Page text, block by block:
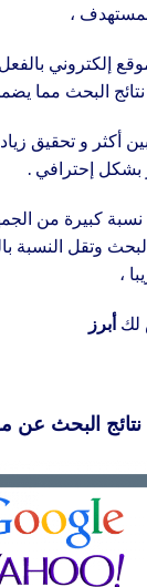
،
إلكتروني
البحث مما
أكثر و تحقيق
بشكل إحترافي .
نسبة كبيرة من
وتقل النسبة
،
لكأبرز